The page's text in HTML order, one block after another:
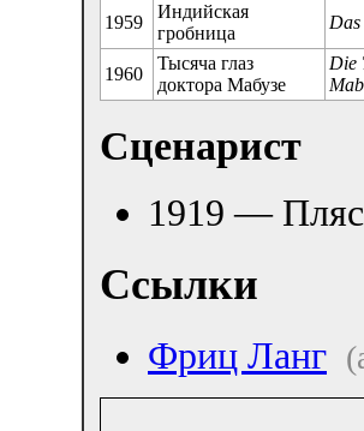
1959
Индийская
гробница
1960
Тысяча глаз
доктора Мабузе
Die
Сценарист
1919 —
Ссылки
Фриц Ланг